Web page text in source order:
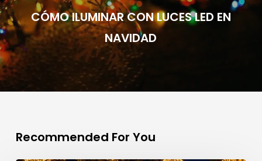
CÓMO ILUMINAR CON LUCES LED EN
NAVIDAD
Recommended For You